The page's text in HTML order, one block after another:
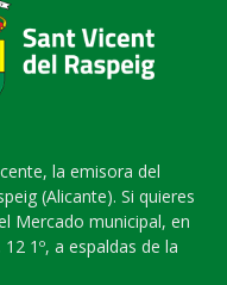
la emisora del
(Alicante). Si quieres
Mercado municipal, en
1º, a espaldas de la